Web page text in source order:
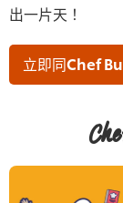
出一片天！
立即同Chef